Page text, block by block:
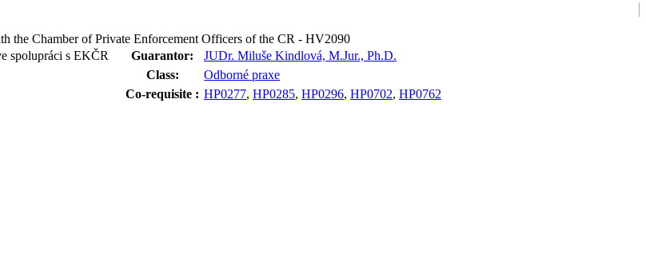
the Chamber of Private Enforcement Officers of the CR - HV2090
spolupráci s EKČR
Guarantor:
JUDr. Miluše Kindlová, M.Jur., Ph.D.
Class:
Odborné praxe
Co-requisite : HP0277, HP0285, HP0296, HP0702, HP0762